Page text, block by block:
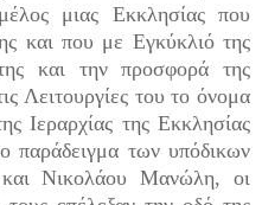
μιας Εκκλησίας που
και που με Εγκύκλιό της
και την προσφορά της
Λειτουργίες του το όνομα
Ιεραρχίας της Εκκλησίας
παράδειγμα των υπόδικων
Νικολάου Μανώλη, οι